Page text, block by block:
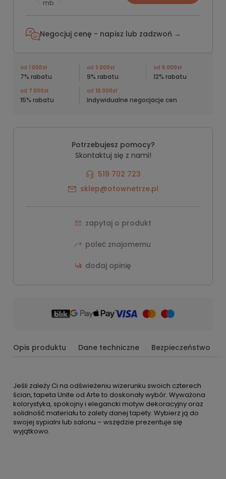
mb
Negocjuj cenę - napisz lub zadzwoń →
od 1 000zł
7% rabatu
od 3 000zł
9% rabatu
od 5 000zł
12% rabatu
od 7 000zł
15% rabatu
od 10 000zł
Indywidualne negocjacje cen
Potrzebujesz pomocy?
Skontaktuj się z nami!
519 702 723
sklep@otownetrze.pl
zapytaj o produkt
poleć znajomemu
dodaj opinię
Opis produktu Dane techniczne Bezpieczeństwo
Jeśli zależy Ci na odświeżeniu wizerunku swoich czterech
ścian, tapeta Unite od Arte to doskonały wybór. Wyważona
kolorystyka, spokojny i elegancki motyw dekoracyjny oraz
solidność materiału to zalety danej tapety. Wybierz ją do
swojej sypialni lub salonu – wszędzie prezentuje się
wyjątkowo.